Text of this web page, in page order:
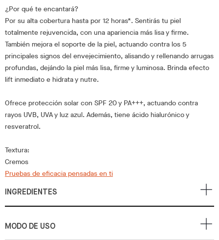
¿Por qué te encantará?
Por su alta cobertura hasta por 12 horas*. Sentirás tu piel
totalmente rejuvencida, con una apariencia más lisa y firme.
También mejora el soporte de la piel, actuando contra los 5
principales signos del envejecimiento, alisando y rellenando arrugas
profundas, dejándo la piel más lisa, firme y luminosa. Brinda efecto
lift inmediato e hidrata y nutre.
Ofrece protección solar con SPF 20 y PA+++, actuando contra
rayos UVB, UVA y luz azul. Además, tiene ácido hialurónico y
resveratrol.
Textura:
Cremos
Pruebas de eficacia pensadas en ti
INGREDIENTES
MODO DE USO